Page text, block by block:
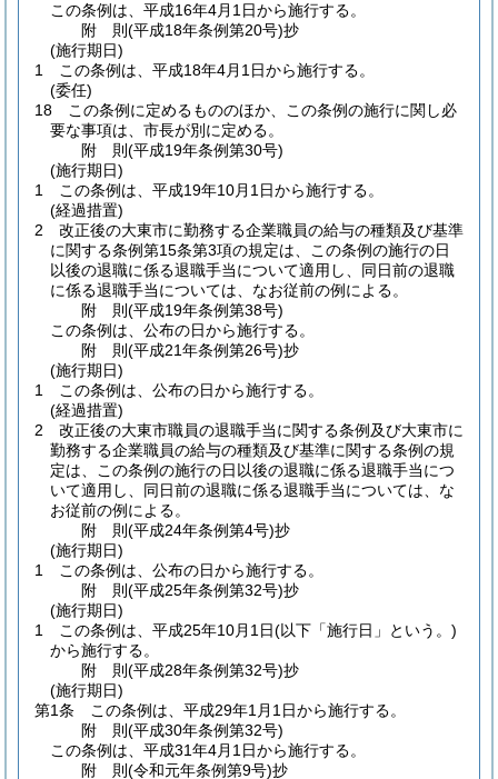
この条例は、平成16年4月1日から施行する。
附 則(平成18年条例第20号)抄
(施行期日)
1
この条例は、平成18年4月1日から施行する。
(委任)
18
この条例に定めるもののほか、この条例の施行に関し必
要な事項は、市長が別に定める。
附 則(平成19年条例第30号)
(施行期日)
1
この条例は、平成19年10月1日から施行する。
(経過措置)
2
改正後の大東市に勤務する企業職員の給与の種類及び基準
に関する条例第15条第3項の規定は、この条例の施行の日
以後の退職に係る退職手当について適用し、同日前の退職
に係る退職手当については、なお従前の例による。
附 則(平成19年条例第38号)
この条例は、公布の日から施行する。
附 則(平成21年条例第26号)抄
(施行期日)
1
この条例は、公布の日から施行する。
(経過措置)
2
改正後の大東市職員の退職手当に関する条例及び大東市に
勤務する企業職員の給与の種類及び基準に関する条例の規
定は、この条例の施行の日以後の退職に係る退職手当につ
いて適用し、同日前の退職に係る退職手当については、な
お従前の例による。
附 則(平成24年条例第4号)抄
(施行期日)
1
この条例は、公布の日から施行する。
附 則(平成25年条例第32号)抄
(施行期日)
1
この条例は、平成25年10月1日(以下「施行日」という。)
から施行する。
附 則(平成28年条例第32号)抄
(施行期日)
第1条
この条例は、平成29年1月1日から施行する。
附 則(平成30年条例第32号)
この条例は、平成31年4月1日から施行する。
附 則(令和元年条例第9号)抄